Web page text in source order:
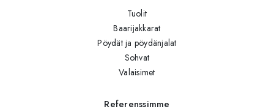
Tuolit
Baarijakkarat
Pöydät ja pöydänjalat
Sohvat
Valaisimet
Referenssimme